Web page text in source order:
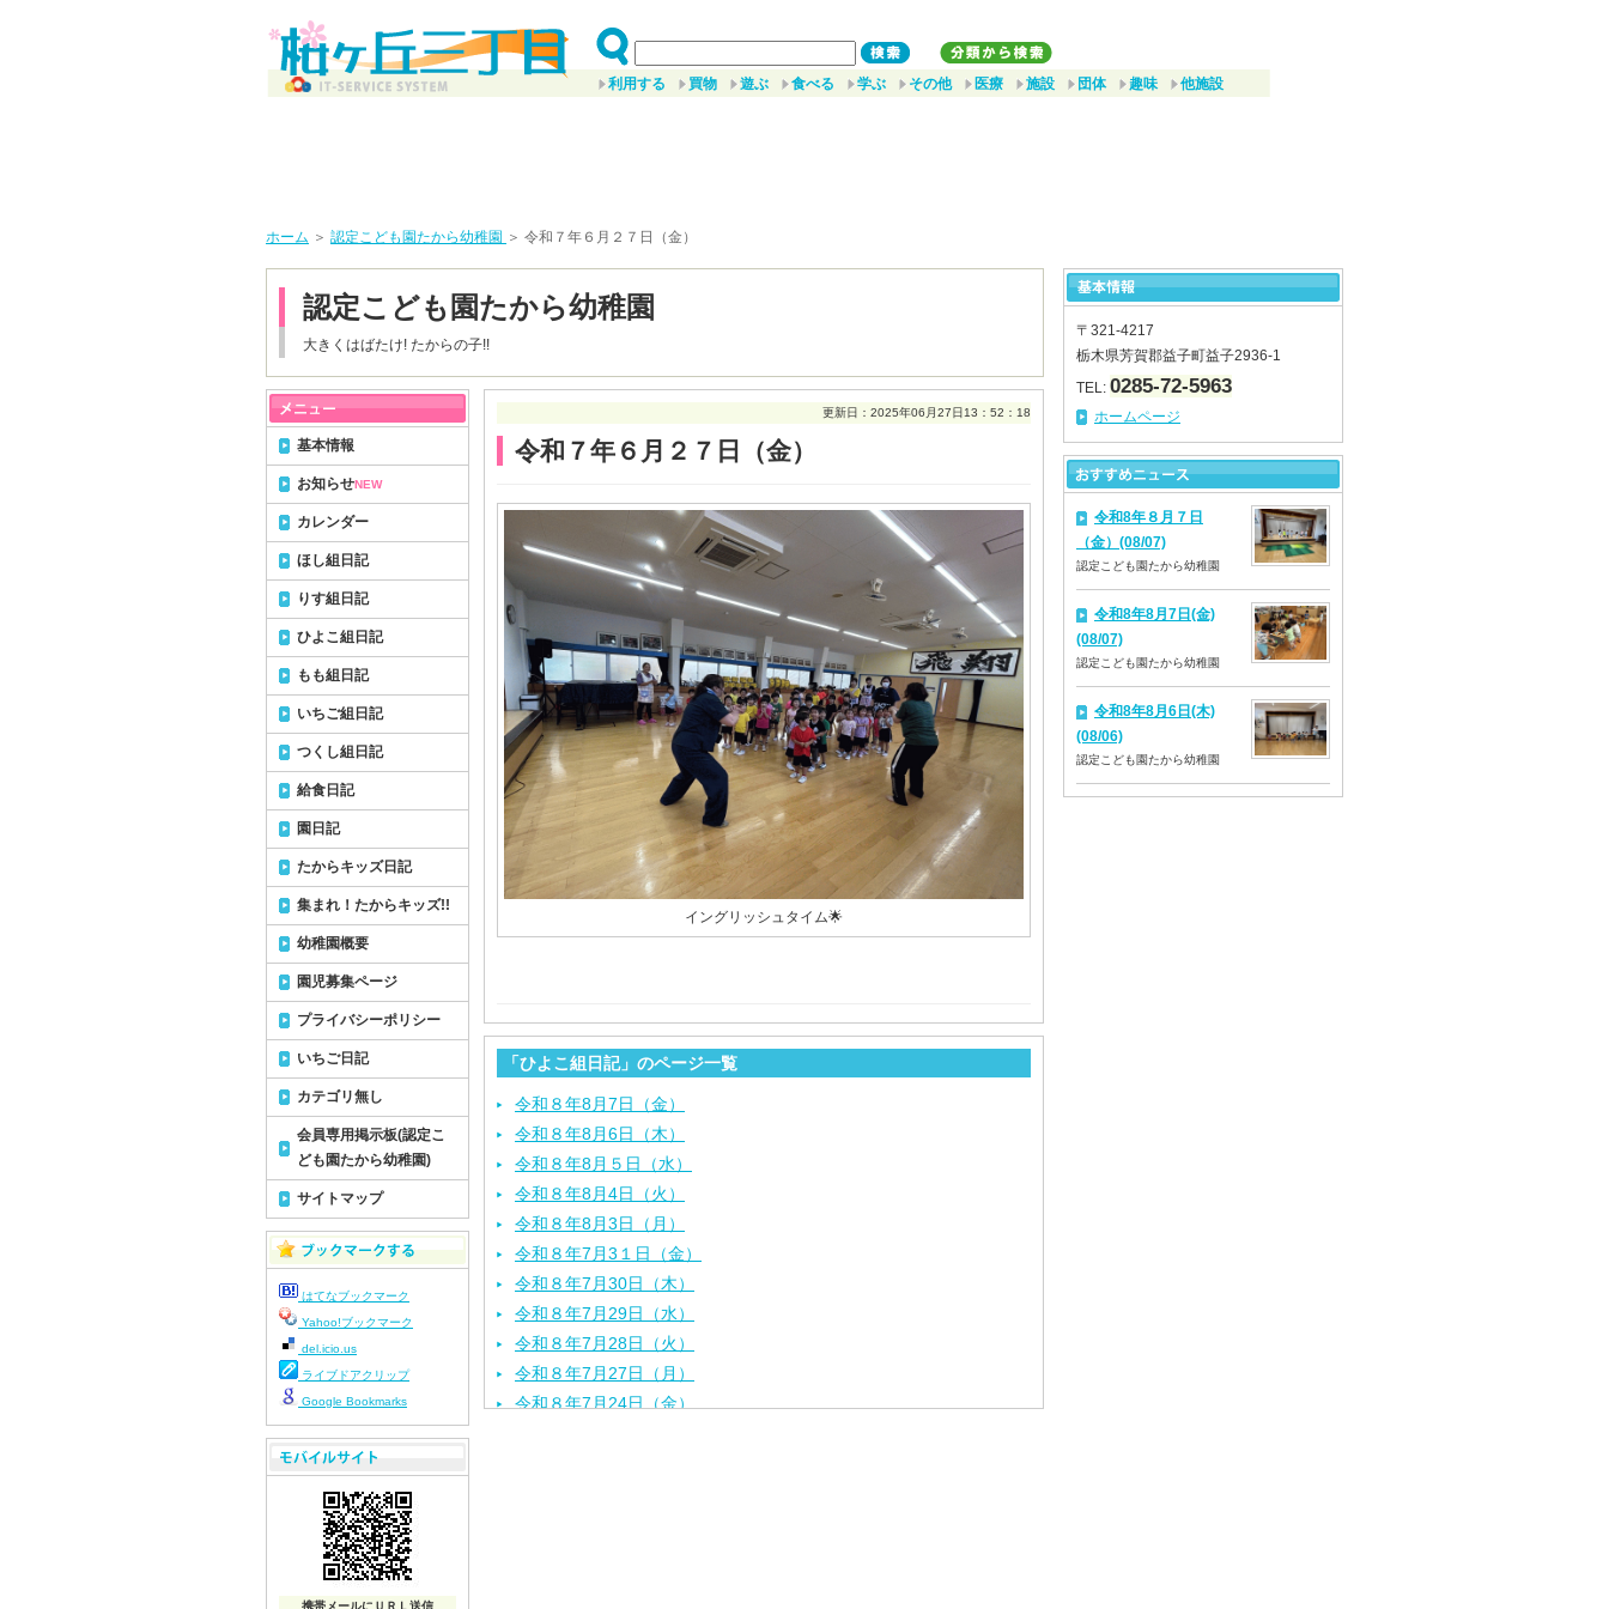
利用する 買物 遊ぶ 食べる 学ぶ その他 医療 施設 団体 趣味 他施設
ホーム ＞ 認定こども園たから幼稚園 ＞ 令和７年６月２７日（金）
認定こども園たから幼稚園
大きくはばたけ! たからの子!!
更新日：2025年06月27日13：52：18
令和７年６月２７日（金）
イングリッシュタイム🌟
「ひよこ組日記」のページ一覧
令和８年8月7日（金）
令和８年8月6日（木）
令和８年8月５日（水）
令和８年8月4日（火）
令和８年8月3日（月）
令和８年7月3１日（金）
令和８年7月30日（木）
令和８年7月29日（水）
令和８年7月28日（火）
令和８年7月27日（月）
令和８年7月24日（金）
基本情報
お知らせNEW
カレンダー
ほし組日記
りす組日記
ひよこ組日記
もも組日記
いちご組日記
つくし組日記
給食日記
園日記
たからキッズ日記
集まれ！たからキッズ!!
幼稚園概要
園児募集ページ
プライバシーポリシー
いちご日記
カテゴリ無し
会員専用掲示板(認定こ
ども園たから幼稚園)
サイトマップ
はてなブックマーク
Yahoo!ブックマーク
del.icio.us
ライブドアクリップ
Google Bookmarks
携帯メールにＵＲＬ送信
〒321-4217
栃木県芳賀郡益子町益子2936-1
TEL: 0285-72-5963
ホームページ
令和8年８月７日
（金）(08/07)
認定こども園たから幼稚園
令和8年8月7日(金)
(08/07)
認定こども園たから幼稚園
令和8年8月6日(木)
(08/06)
認定こども園たから幼稚園